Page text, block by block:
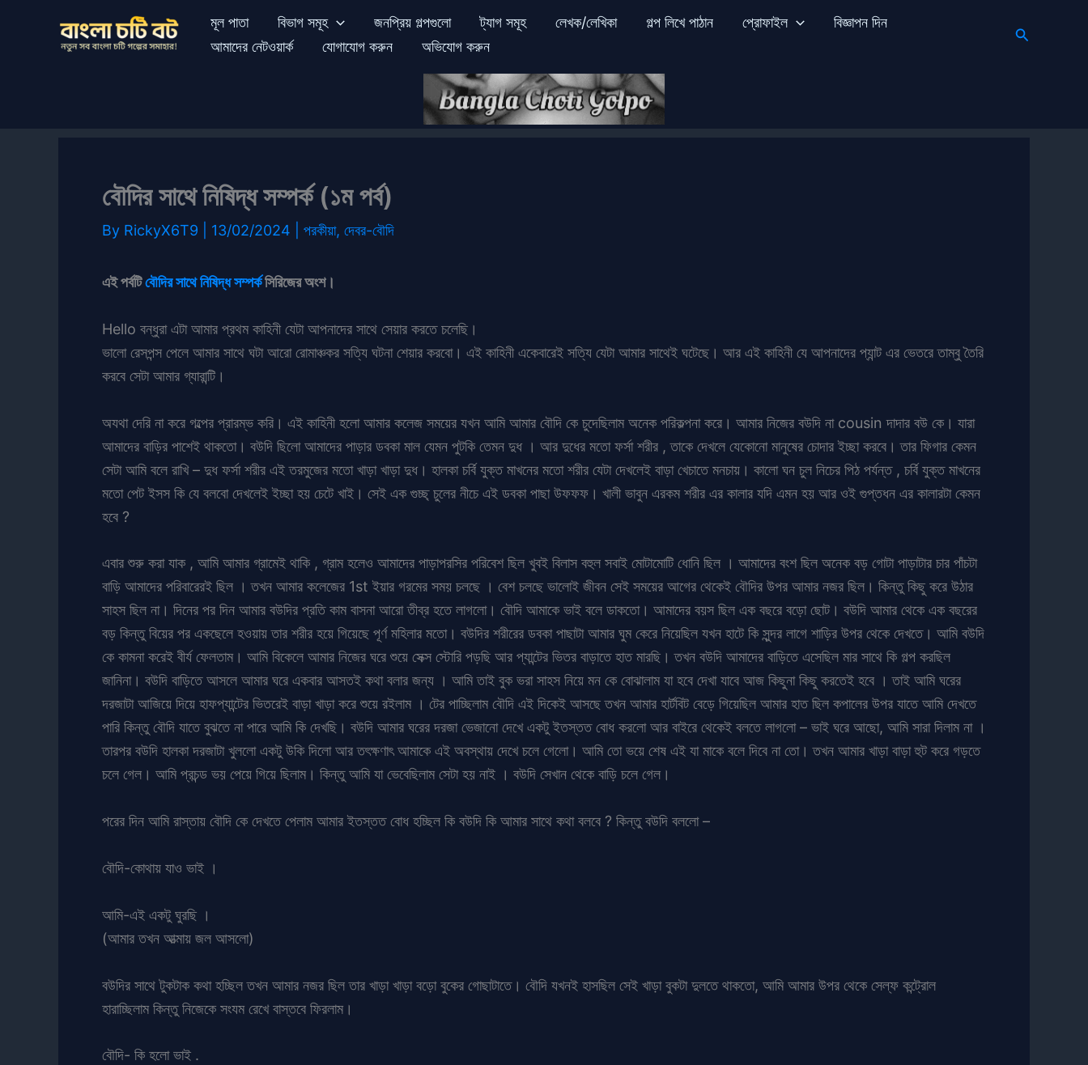
মূল পাতা বিভাগ সমূহ জনপ্রিয় গল্পগুলো ট্যাগ সমূহ লেখক/লেখিকা গল্প লিখে পাঠান প্রোফাইল
বিজ্ঞাপন দিন
আমাদের নেটওয়ার্ক
যোগাযোগ করুন অভিযোগ করুন
Search
বৌদির সাথে নিষিদ্ধ সম্পর্ক (১ম পর্ব)
By RickyX6T9 13/02/2024 পরকীয়া, দেবর-বৌদি
এই পর্বটিবৌদির সাথে নিষিদ্ধ সম্পর্কসিরিজের অংশ।
Hello বন্ধুরা এটা আমার প্রথম কাহিনী যেটা আপনাদের সাথে সেয়ার করতে চলেছি।
ভালো রেসপন্স পেলে আমার সাথে ঘটা আরো রোমাঞ্চকর সত্যি ঘটনা শেয়ার করবো। এই কাহিনী একেবারেই সত্যি যেটা আমার সাথেই ঘটেছে। আর এই কাহিনী যে আপনাদের প্যান্ট এর ভেতরে তাম্বু তৈরি
করবে সেটা আমার গ্যারান্টি।
অযথা দেরি না করে গল্পের প্রারম্ভ করি। এই কাহিনী হলো আমার কলেজ সময়ের যখন আমি আমার বৌদি কে চুদেছিলাম অনেক পরিকল্পনা করে। আমার নিজের বউদি না cousin দাদার বউ কে। যারা
আমাদের বাড়ির পাশেই থাকতো। বউদি ছিলো আমাদের পাড়ার ডবকা মাল যেমন পুটকি তেমন দুধ । আর দুধের মতো ফর্সা শরীর , তাকে দেখলে যেকোনো মানুষের চোদার ইচ্ছা করবে। তার ফিগার কেমন
সেটা আমি বলে রাখি – দুধ ফর্সা শরীর এই তরমুজের মতো খাড়া খাড়া দুধ। হালকা চর্বি যুক্ত মাখনের মতো শরীর যেটা দেখলেই বাড়া খেচাতে মনচায়। কালো ঘন চুল নিচের পিঠ পর্যন্ত , চর্বি যুক্ত মাখনের
মতো পেট ইসস কি যে বলবো দেখলেই ইচ্ছা হয় চেটে খাই। সেই এক গুচ্ছ্ চুলের নীচে এই ডবকা পাছা উফফফ। খালী ভাবুন এরকম শরীর এর কালার যদি এমন হয় আর ওই গুপ্তধন এর কালারটা কেমন
হবে ?
এবার শুরু করা যাক , আমি আমার গ্রামেই থাকি , গ্রাম হলেও আমাদের পাড়াপরসির পরিবেশ ছিল খুবই বিলাস বহুল সবাই মোটামোটি ধোনি ছিল । আমাদের বংশ ছিল অনেক বড় গোটা পাড়াটার চার পাঁচটা
বাড়ি আমাদের পরিবারেরই ছিল । তখন আমার কলেজের 1st ইয়ার গরমের সময় চলছে । বেশ চলছে ভালোই জীবন সেই সময়ের আগের থেকেই বৌদির উপর আমার নজর ছিল। কিন্তু কিছু করে উঠার
সাহস ছিল না। দিনের পর দিন আমার বউদির প্রতি কাম বাসনা আরো তীব্র হতে লাগলো। বৌদি আমাকে ভাই বলে ডাকতো। আমাদের বয়স ছিল এক বছরে বড়ো ছোট। বউদি আমার থেকে এক বছরের
বড় কিন্তু বিয়ের পর একছেলে হওয়ায় তার শরীর হয়ে গিয়েছে পূর্ণ মহিলার মতো। বউদির শরীরের ডবকা পাছাটা আমার ঘুম কেরে নিয়েছিল যখন হাটে কি সুন্দর লাগে শাড়ির উপর থেকে দেখতে। আমি বউদি
কে কামনা করেই বীর্য ফেলতাম। আমি বিকেলে আমার নিজের ঘরে শুয়ে সেক্স স্টোরি পড়ছি আর প্যান্টের ভিতর বাড়াতে হাত মারছি। তখন বউদি আমাদের বাড়িতে এসেছিল মার সাথে কি গল্প করছিল
জানিনা। বউদি বাড়িতে আসলে আমার ঘরে একবার আসতই কথা বলার জন্য । আমি তাই বুক ভরা সাহস নিয়ে মন কে বোঝালাম যা হবে দেখা যাবে আজ কিছুনা কিছু করতেই হবে । তাই আমি ঘরের
দরজাটা আজিয়ে দিয়ে হাফপ্যান্টের ভিতরেই বাড়া খাড়া করে শুয়ে রইলাম । টের পাচ্ছিলাম বৌদি এই দিকেই আসছে তখন আমার হার্টবিট বেড়ে গিয়েছিল আমার হাত ছিল কপালের উপর যাতে আমি দেখতে
পারি কিন্তু বৌদি যাতে বুঝতে না পারে আমি কি দেখছি। বউদি আমার ঘরের দরজা ভেজানো দেখে একটু ইতস্তত বোধ করলো আর বাইরে থেকেই বলতে লাগলো – ভাই ঘরে আছো, আমি সারা দিলাম না ।
তারপর বউদি হালকা দরজাটা খুললো একটু উকি দিলো আর তৎক্ষণাৎ আমাকে এই অবস্থায় দেখে চলে গেলো। আমি তো ভয়ে শেষ এই যা মাকে বলে দিবে না তো। তখন আমার খাড়া বাড়া হুট করে গড়তে
চলে গেল। আমি প্রচন্ড ভয় পেয়ে গিয়ে ছিলাম। কিন্তু আমি যা ভেবেছিলাম সেটা হয় নাই । বউদি সেখান থেকে বাড়ি চলে গেল।
পরের দিন আমি রাস্তায় বৌদি কে দেখতে পেলাম আমার ইতস্তত বোধ হচ্ছিল কি বউদি কি আমার সাথে কথা বলবে ? কিন্তু বউদি বললো –
বৌদি-কোথায় যাও ভাই ।
আমি-এই একটু ঘুরছি ।
(আমার তখন আত্মায় জল আসলো)
বউদির সাথে টুকটাক কথা হচ্ছিল তখন আমার নজর ছিল তার খাড়া খাড়া বড়ো বুকের গোছাটাতে। বৌদি যখনই হাসছিল সেই খাড়া বুকটা দুলতে থাকতো, আমি আমার উপর থেকে সেল্ফ কন্ট্রোল
হারাচ্ছিলাম কিন্তু নিজেকে সংযম রেখে বাস্তবে ফিরলাম।
বৌদি- কি হলো ভাই .